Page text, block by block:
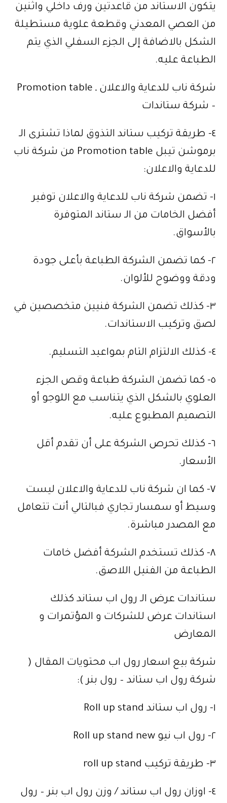
يتكون الاستاند من قاعدتين ورف داخلي واثنين
من العصي المعدني وقطعة علوية مستطيلة
الشكل بالاضافة إلى الجزء السفلي الذي يتم
الطباعة عليه.
شركة ناب للدعاية والاعلان ـ Promotion table
– شركة ستاندات
٤- طريقة تركيب ستاند التذوق لماذا تشترى الـ
برموشن تيبل Promotion table من شركة ناب
للدعاية والاعلان:
١- تضمن شركة ناب للدعاية والاعلان توفير
أفضل الخامات من الـ ستاند المتوفرة
بالأسواق.
٢- كما تضمن الشركة الطباعة بأعلى جودة
ودقة ووضوح للألوان.
٣- كذلك تضمن الشركة فنيين متخصصين في
لصق وتركيب الاستاندات.
٤- كذلك الالتزام التام بمواعيد التسليم.
٥- كما تضمن الشركة طباعة وقص الجزء
العلوي بالشكل الذي يتناسب مع اللوجو أو
التصميم المطبوع عليه.
٦- كذلك تحرص الشركة على أن تقدم أقل
الأسعار.
٧- كما ان شركة ناب للدعاية والاعلان ليست
وسيط أو سمسار تجاري فبالتالي أنت تتعامل
مع المصدر مباشرة.
٨- كذلك تستخدم الشركة أفضل خامات
الطباعة من الفنيل اللاصق.
ستاندات عرض الـ رول اب ستاند كذلك
استاندات عرض للشركات و المؤتمرات و
المعارض
شركة بيع اسعار رول اب محتويات المقال (
شركة رول اب ستاند – رول بنر ):
١- رول اب ستاند Roll up stand
٢- رول اب نيو Roll up stand new
٣- طريقة تركيب roll up stand
٤- اوزان رول اب ستاند / وزن رول اب بنر – رول